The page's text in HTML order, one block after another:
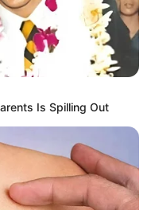
Is Spilling Out